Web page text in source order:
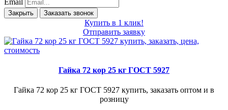
Email
Закрыть Заказать звонок
Купить в 1 клик!
Отправить заявку
Гайка 72 кор 25 кг ГОСТ 5927
Гайка 72 кор 25 кг ГОСТ 5927 купить, заказать оптом и в
розницу